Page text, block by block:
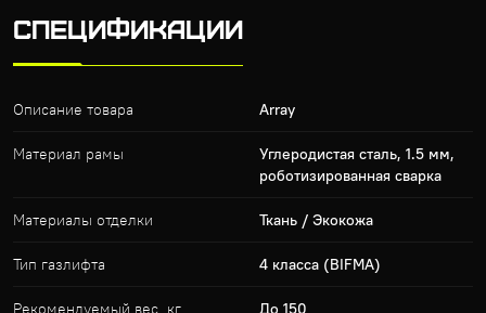
СПЕЦИФИКАЦИИ
Описание товара Array
Материал рамы
Углеродистая сталь, 1.5 мм,
роботизированная сварка
Материалы отделки Ткань / Экокожа
Тип газлифта 4 класса (BIFMA)
Рекомендуемый вес, кг До 150